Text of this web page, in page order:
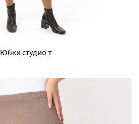
Юбки студио т